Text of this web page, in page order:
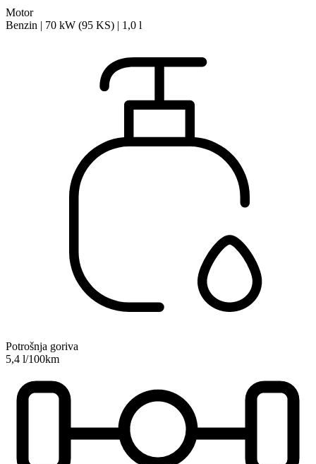
Motor
Benzin | 70 kW (95 KS) | 1,0 l
Potrošnja goriva
5,4 l/100km